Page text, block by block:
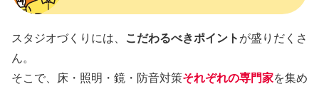
スタジオづくりには、 こだわるべきポイント が盛りだくさ
ん。
そこで、床・照明・鏡・防音対策それぞれの専門家を集め